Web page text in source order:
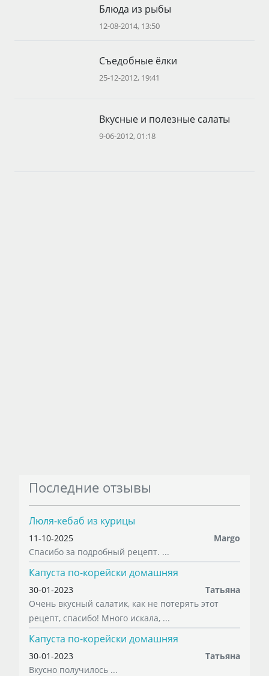
Блюда из рыбы
12-08-2014, 13:50
Съедобные ёлки
25-12-2012, 19:41
Вкусные и полезные салаты
9-06-2012, 01:18
Последние отзывы
Люля-кебаб из курицы
11-10-2025
Margo
Спасибо за подробный рецепт. ...
Капуста по-корейски домашняя
30-01-2023
Татьяна
Очень вкусный салатик, как не потерять этот
рецепт, спасибо! Много искала, ...
Капуста по-корейски домашняя
30-01-2023
Татьяна
Вкусно получилось ...